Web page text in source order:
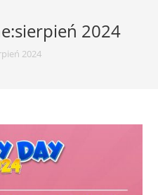
2024
2024